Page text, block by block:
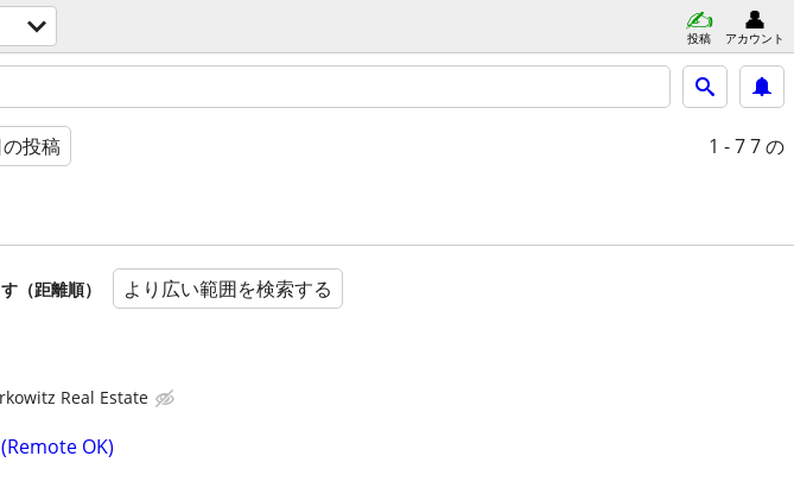
投稿 アカウント
投稿 1 - 77 の
（距離順） より広い範囲を検索する
Real Estate
OK)